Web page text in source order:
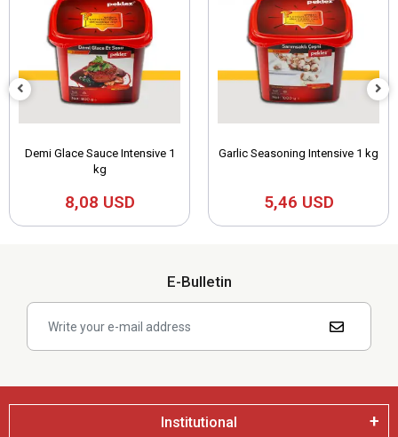
Demi Glace Sauce Intensive 1
kg
8,08 USD
Garlic Seasoning Intensive 1 kg
5,46 USD
E-Bulletin
Institutional